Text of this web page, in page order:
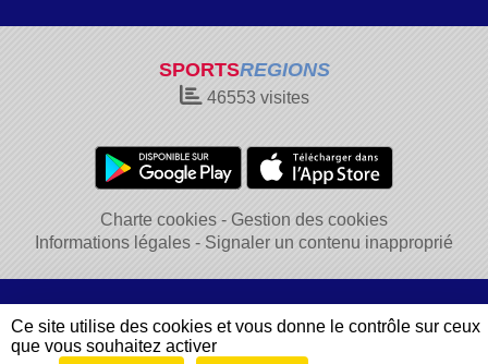
SPORTSREGIONS
46553visites
Charte cookies
Gestion des cookies
Informations légales
Signaler un contenu inapproprié
Ce site utilise des cookies et vous donne le contrôle sur ceux
que vous souhaitez activer